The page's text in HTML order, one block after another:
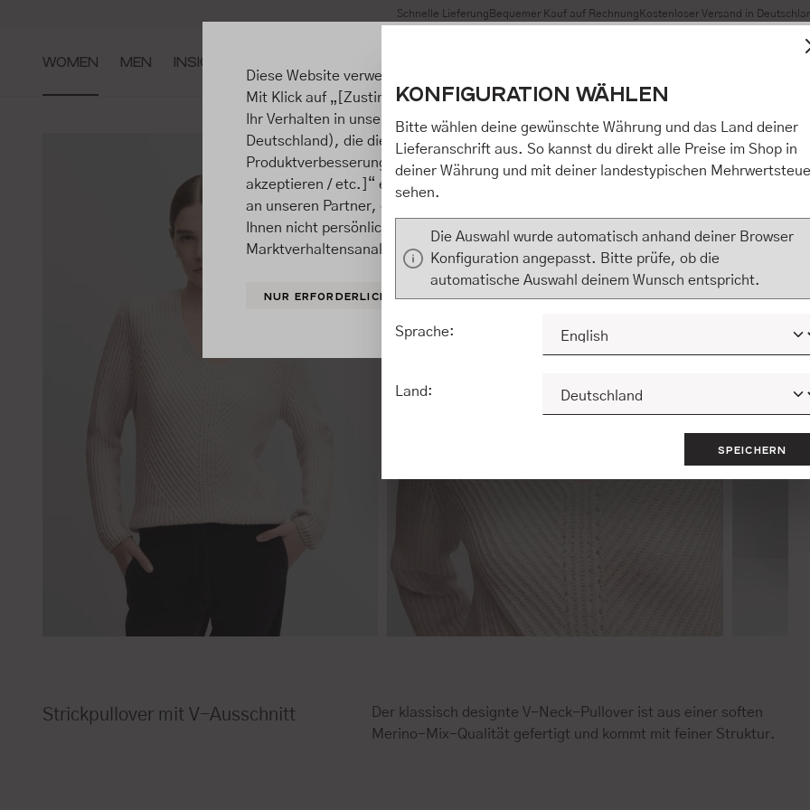
Zur Hauptnavigation springen Schnelle Lieferung Bequemer Kauf auf Rechnung Kostenloser Versand in
WOMEN MEN INSIGHTS
Strickpullover mit V-Ausschnitt
Der klassisch designte V-Neck-Pullover ist aus einer soften
Merino-Mix-Qualität gefertigt und kommt mit feiner Struktur.
Diese Website verwendet Cookies, um eine bestmögliche Erfahrung bieten zu können.
Mit Klick auf „[Zustimmen / Alles akzeptieren / etc.]“ erteilen Sie Ihre Einwilligung
Ihr Verhalten in unserem Shop an unseren Partner, die shopware AG (Ebbinghoff 10,
Deutschland), die diese Daten Ihnen nicht persönlich zuordnen kann, sie aber zu
Produktverbesserungen, Marktverhaltensanalysen) verarbeiten darf. Mit Klick auf
akzeptieren / etc.]“ erteilen Sie Ihre Einwilligung auch in die Weitergabe über Ihr
an unseren Partner, die shopware AG (Ebbinghoff 10, 48624 Schöppingen,
Ihnen nicht persönlich zuordnen kann, sie aber zu eigenen Zwecken (z.B.
Marktverhaltensanalysen) verarbeiten darf.
NUR ERFORDERLICHE KONFIGURIEREN ALLE COOKIES
KONFIGURATION WÄHLEN
Bitte wählen deine gewünschte Währung und das Land deiner
Lieferanschrift aus. So kannst du direkt alle Preise im Shop in
deiner Währung und mit deiner landestypischen
sehen.
Die Auswahl wurde automatisch anhand deiner Browser
Konfiguration angepasst. Bitte prüfe, ob die
automatische Auswahl deinem Wunsch entspricht.
Sprache:
Land:
SPEICHERN